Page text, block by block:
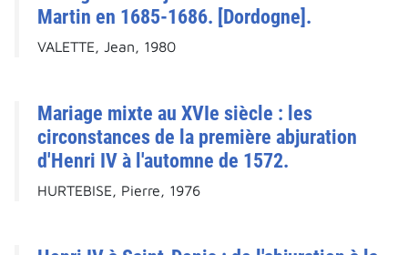
Martin en 1685-1686. [Dordogne].
VALETTE, Jean, 1980
Mariage mixte au XVIe siècle : les
circonstances de la première abjuration
d'Henri IV à l'automne de 1572.
HURTEBISE, Pierre, 1976